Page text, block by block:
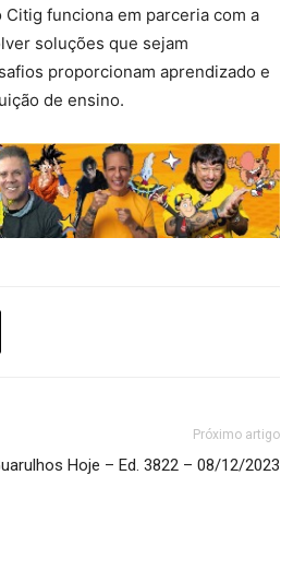
funciona em parceria com a
soluções que sejam
proporcionam aprendizado e
de ensino.
Próximo artigo
Hoje – Ed. 3822 – 08/12/2023